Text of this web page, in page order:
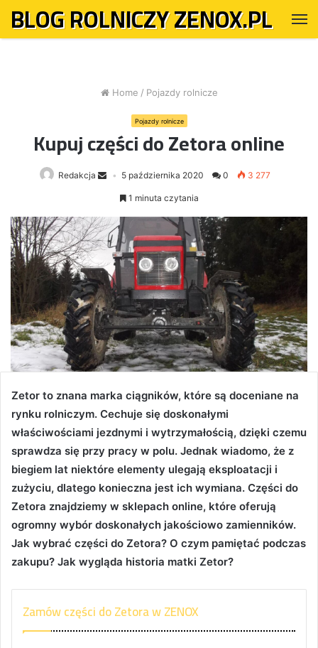
BLOG ROLNICZY ZENOX.PL
Home / Pojazdy rolnicze
Pojazdy rolnicze
Kupuj części do Zetora online
Redakcja 5 października 2020 0 3 277
1 minuta czytania
Zetor to znana marka ciągników, które są doceniane na
rynku rolniczym. Cechuje się doskonałymi
właściwościami jezdnymi i wytrzymałością, dzięki czemu
sprawdza się przy pracy w polu. Jednak wiadomo, że z
biegiem lat niektóre elementy ulegają eksploatacji i
zużyciu, dlatego konieczna jest ich wymiana. Części do
Zetora znajdziemy w sklepach online, które oferują
ogromny wybór doskonałych jakościowo zamienników.
Jak wybrać części do Zetora? O czym pamiętać podczas
zakupu? Jak wygląda historia matki Zetor?
Zamów części do Zetora w ZENOX